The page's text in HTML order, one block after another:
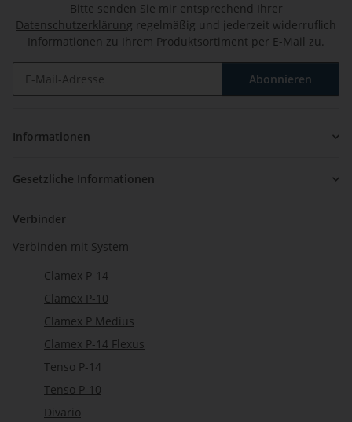
Bitte senden Sie mir entsprechend Ihrer
Datenschutzerklärung regelmäßig und jederzeit widerruflich
Informationen zu Ihrem Produktsortiment per E-Mail zu.
Abonnieren
Informationen
Gesetzliche Informationen
Verbinder
Verbinden mit System
Clamex P-14
Clamex P-10
Clamex P Medius
Clamex P-14 Flexus
Tenso P-14
Tenso P-10
Divario